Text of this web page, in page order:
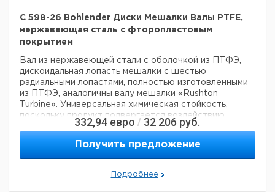
C 598-26 Bohlender Диски Мешалки Валы PTFE,
нержавеющая сталь с фторопластовым
покрытием
Вал из нержавеющей стали с оболочкой из ПТФЭ,
дискоидальная лопасть мешалки с шестью
радиальными лопастями, полностью изготовленными
из ПТФЭ, аналогичны валу мешалки «Rushton
Turbine». Универсальная химическая стойкость,
поскольку продукт подвергается воздействию
только PTFE., Abmessungen: длина мм 600, диаметр
вала. мм 10, диаметр патрона мм 8, подходит для NS,
подходит для NW 60, размеры в соответствии с
чертежом A - B - C - D мм 50 - 10 - 2 - 12,5
Технические данные:
332,94 евро / 32 206 руб.
Получить предложение
Подробнее